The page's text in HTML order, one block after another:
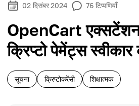
02 दिसंबर 2024 76 टिप्पणियाँ
OpenCart
क्रिप्टो पेमेंट्स
सूचना क्रिप्टोकरेंसी शिक्षात्मक